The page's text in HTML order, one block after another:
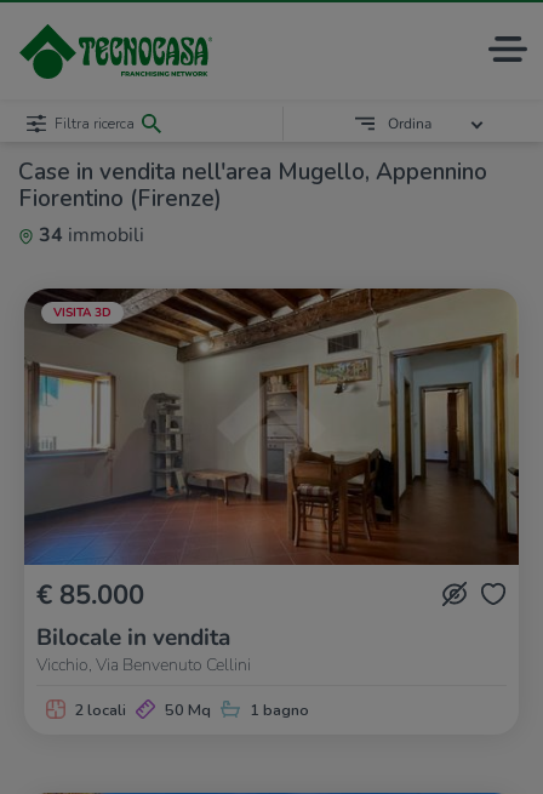
Case in vendita nell'area Mugello, Appennino
Fiorentino (Firenze)
34 immobili
Filtra ricerca Ordina
VISITA 3D
€ 85.000
Bilocale in vendita
Vicchio, Via Benvenuto Cellini
2 locali 50 Mq 1 bagno